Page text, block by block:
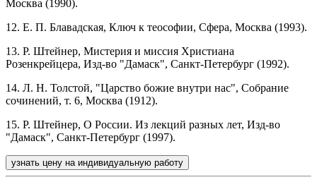
Москва (1990).
12. Е. П. Блавадская, Ключ к теософии, Сфера, Москва (1993).
13. Р. Штейнер, Мистерия и миссия Христиана
Розенкрейцера, Изд-во "Дамаск", Санкт-Петербург (1992).
14. Л. Н. Толстой, "Царство божие внутри нас", Собрание
сочинений, т. 6, Москва (1912).
15. Р. Штейнер, О России. Из лекций разных лет, Изд-во
"Дамаск", Санкт-Петербург (1997).
узнать цену на индивидуальную работу